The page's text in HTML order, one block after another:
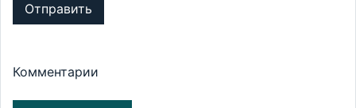
Отправить
Комментарии